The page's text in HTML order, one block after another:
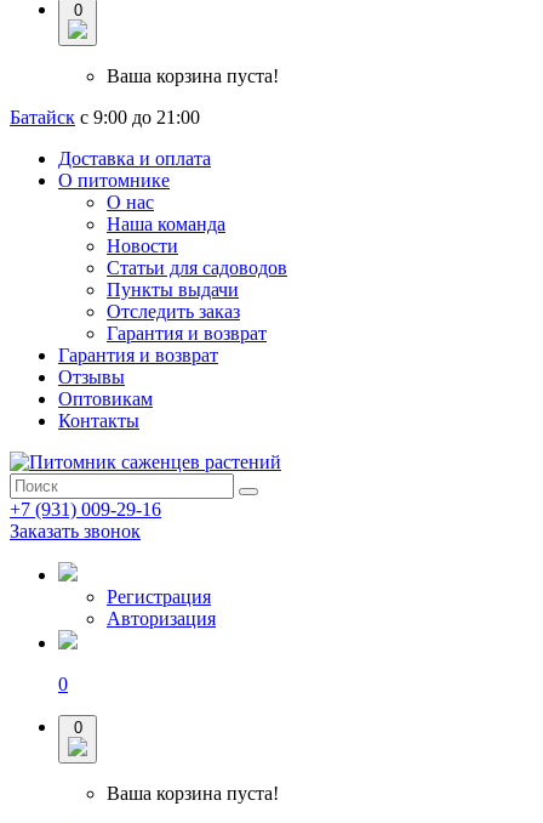
0
Ваша корзина пуста!
Батайск с 9:00 до 21:00
Доставка и оплата
О питомнике
О нас
Наша команда
Новости
Статьи для садоводов
Пункты выдачи
Отследить заказ
Гарантия и возврат
Гарантия и возврат
Отзывы
Оптовикам
Контакты
+7 (931) 009-29-16
Заказать звонок
Регистрация
Авторизация
0
0
Ваша корзина пуста!